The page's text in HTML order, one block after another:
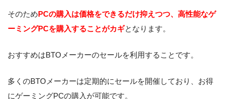
そのためPCの購入は価格をできるだけ抑えつつ、高性能なゲ
ーミングPCを購入することがカギとなります。
おすすめはBTOメーカーのセールを利用することです。
多くのBTOメーカーは定期的にセールを開催しており、お得
にゲーミングPCの購入が可能です。